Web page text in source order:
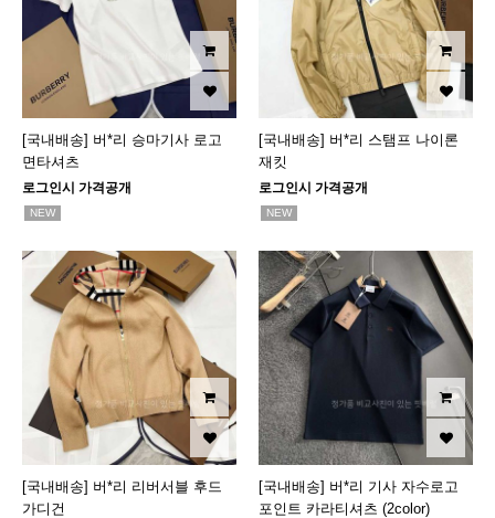
[국내배송] 버*리 승마기사 로고
면타셔츠
로그인시 가격공개
NEW
[국내배송] 버*리 스탬프 나이론
재킷
로그인시 가격공개
NEW
[국내배송] 버*리 리버서블 후드
가디건
[국내배송] 버*리 기사 자수로고
포인트 카라티셔츠 (2color)